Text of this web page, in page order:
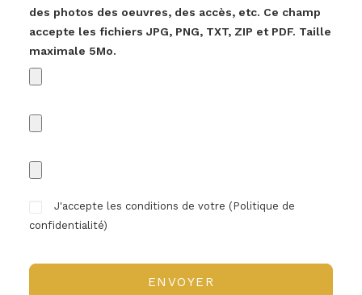
des photos des oeuvres, des accès, etc. Ce champ
accepte les fichiers JPG, PNG, TXT, ZIP et PDF. Taille
maximale 5Mo.
J'accepte les conditions de votre ( Politique de
confidentialité)